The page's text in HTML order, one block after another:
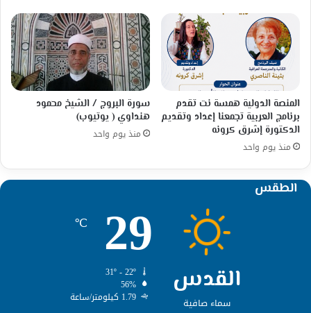
المنصة الدولية همسة نت تقدم
برنامج العربية تجمعنا إعداد وتقديم
الدكتورة إشرق كرونه
منذ يوم واحد
سورة البروج / الشيخ محمود
هنداوي ( يوتيوب)
منذ يوم واحد
الطقس
القدس
سماء صافية
29
℃
56%
1.79 كيلومتر/ساعة